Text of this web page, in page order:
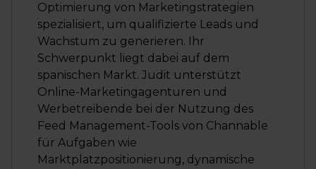
Optimierung von Marketingstrategien
spezialisiert, um qualifizierte Leads und
Wachstum zu generieren. Ihr
Schwerpunkt liegt dabei auf dem
spanischen Markt. Judit unterstützt
Online-Marketingagenturen und
Werbetreibende bei der Nutzung des
Feed Management-Tools von Channable
für Aufgaben wie
Marktplatzpositionierung, dynamische